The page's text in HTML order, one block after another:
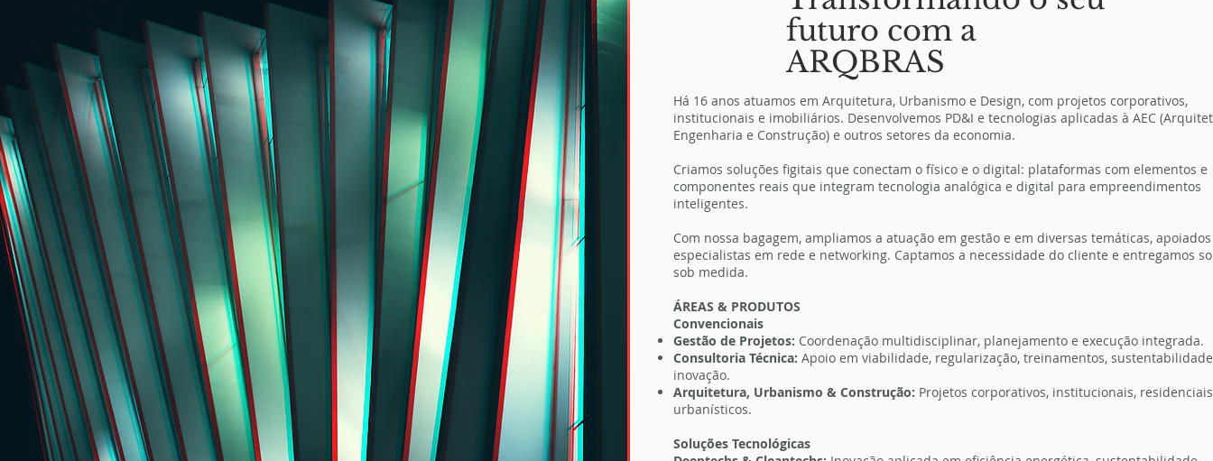
futuro com a
ARQBRAS
Há 16 anos atuamos em Arquitetura, Urbanismo e Design, com projetos corporativos,
institucionais e imobiliários. Desenvolvemos PD&I e tecnologias aplicadas à AEC
Engenharia e Construção) e outros setores da economia.
Criamos soluções figitais que conectam o físico e o digital: plataformas com elementos e
componentes reais que integram tecnologia analógica e digital para empreendimentos
inteligentes.
Com nossa bagagem, ampliamos a atuação em gestão e em diversas temáticas,
especialistas em rede e networking. Captamos a necessidade do cliente e entregamos
sob medida.
ÁREAS & PRODUTOS
Convencionais
Gestão de Projetos: Coordenação multidisciplinar, planejamento e execução integrada.
Consultoria Técnica: Apoio em viabilidade, regularização, treinamentos,
inovação.
Arquitetura, Urbanismo & Construção: Projetos corporativos, institucionais,
urbanísticos.
Soluções Tecnológicas